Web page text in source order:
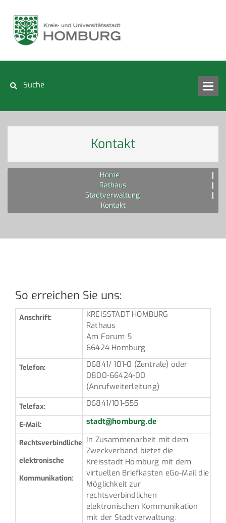
Kontakt
Home
Rathaus
Stadtverwaltung
Kontakt
So erreichen Sie uns:
Anschrift:
KREISSTADT HOMBURG
Rathaus
Am Forum 5
66424 Homburg
Telefon:
06841/ 101-0 (Zentrale) oder
0800-66424-00
(Anrufweiterleitung)
Telefax: 06841/101-555
E-Mail: stadt@homburg.de
Rechtsverbindliche
elektronische
Kommunikation:
In Zusammenarbeit mit dem
Zweckverband bietet die
Kreisstadt Homburg mit dem
virtuellen Briefkasten eGo-Mail die
Möglichkeit zur
rechtsverbindlichen
elektronischen Kommunikation
mit der Stadtverwaltung.